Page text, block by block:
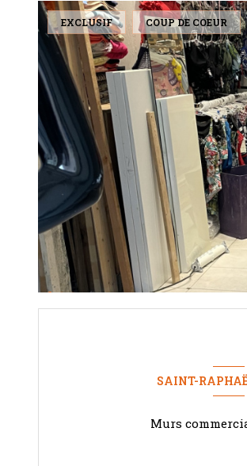
EXCLUSIF COUP DE COEUR
SAINT-